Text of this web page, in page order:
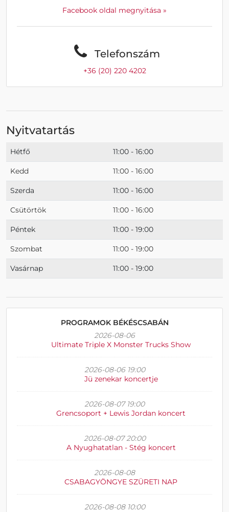
Facebook oldal megnyitása »
Telefonszám
+36 (20) 220 4202
Nyitvatartás
Hétfő 11:00 - 16:00
Kedd 11:00 - 16:00
Szerda 11:00 - 16:00
Csütörtök 11:00 - 16:00
Péntek 11:00 - 19:00
Szombat 11:00 - 19:00
Vasárnap 11:00 - 19:00
PROGRAMOK BÉKÉSCSABÁN
2026-08-06
Ultimate Triple X Monster Trucks Show
2026-08-06 19:00
Jü zenekar koncertje
2026-08-07 19:00
Grencsoport + Lewis Jordan koncert
2026-08-07 20:00
A Nyughatatlan - Stég koncert
2026-08-08
CSABAGYÖNGYE SZÜRETI NAP
2026-08-08 10:00